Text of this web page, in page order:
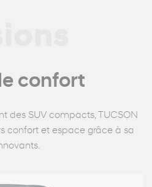
confort
des SUV compacts, TUCSON
confort et espace grâce à sa